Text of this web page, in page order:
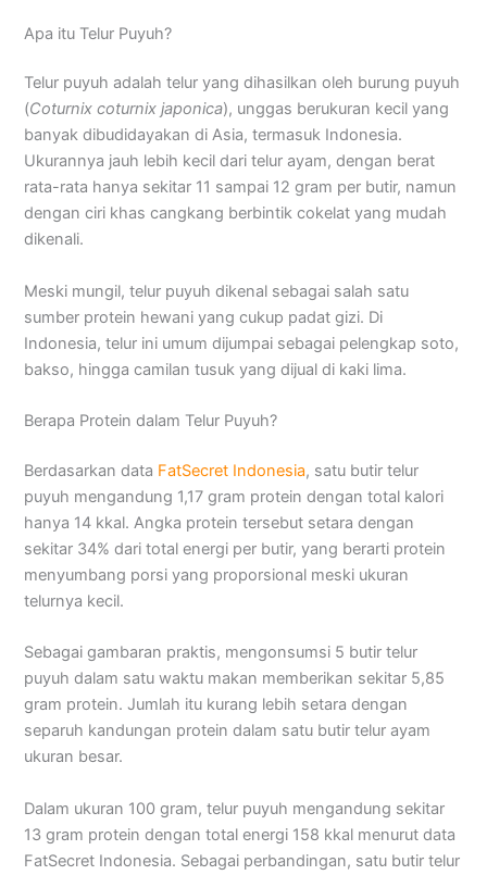
Apa itu Telur Puyuh?
Telur puyuh adalah telur yang dihasilkan oleh burung puyuh
(Coturnix coturnix japonica), unggas berukuran kecil yang
banyak dibudidayakan di Asia, termasuk Indonesia.
Ukurannya jauh lebih kecil dari telur ayam, dengan berat
rata-rata hanya sekitar 11 sampai 12 gram per butir, namun
dengan ciri khas cangkang berbintik cokelat yang mudah
dikenali.
Meski mungil, telur puyuh dikenal sebagai salah satu
sumber protein hewani yang cukup padat gizi. Di
Indonesia, telur ini umum dijumpai sebagai pelengkap soto,
bakso, hingga camilan tusuk yang dijual di kaki lima.
Berapa Protein dalam Telur Puyuh?
Berdasarkan data FatSecret Indonesia, satu butir telur
puyuh mengandung 1,17 gram protein dengan total kalori
hanya 14 kkal. Angka protein tersebut setara dengan
sekitar 34% dari total energi per butir, yang berarti protein
menyumbang porsi yang proporsional meski ukuran
telurnya kecil.
Sebagai gambaran praktis, mengonsumsi 5 butir telur
puyuh dalam satu waktu makan memberikan sekitar 5,85
gram protein. Jumlah itu kurang lebih setara dengan
separuh kandungan protein dalam satu butir telur ayam
ukuran besar.
Dalam ukuran 100 gram, telur puyuh mengandung sekitar
13 gram protein dengan total energi 158 kkal menurut data
FatSecret Indonesia. Sebagai perbandingan, satu butir telur